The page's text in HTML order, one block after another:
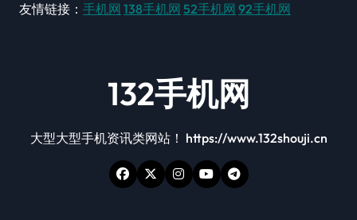
友情链接： 手机网 138手机网 52手机网 92手机网
132手机网
大型大型手机资讯类网站！ https://www.132shouji.cn